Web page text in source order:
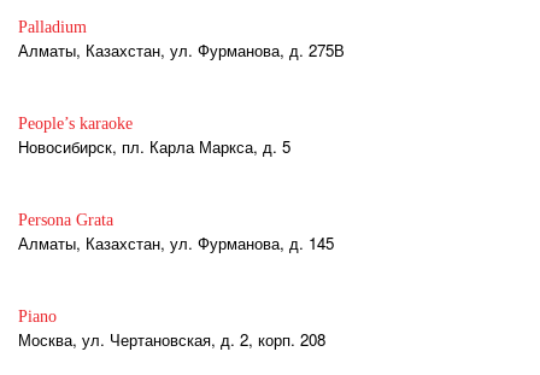
Palladium
Алматы, Казахстан, ул. Фурманова, д. 275В
People’s karaoke
Новосибирск, пл. Карла Маркса, д. 5
Persona Grata
Алматы, Казахстан, ул. Фурманова, д. 145
Piano
Москва, ул. Чертановская, д. 2, корп. 208